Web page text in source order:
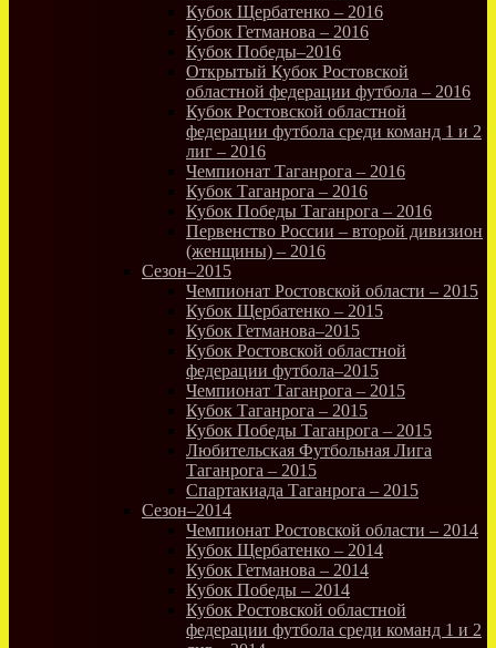
Кубок Щербатенко – 2016
Кубок Гетманова – 2016
Кубок Победы–2016
Открытый Кубок Ростовской
областной федерации футбола – 2016
Кубок Ростовской областной
федерации футбола среди команд 1 и 2
лиг – 2016
Чемпионат Таганрога – 2016
Кубок Таганрога – 2016
Кубок Победы Таганрога – 2016
Первенство России – второй дивизион
(женщины) – 2016
Сезон–2015
Чемпионат Ростовской области – 2015
Кубок Щербатенко – 2015
Кубок Гетманова–2015
Кубок Ростовской областной
федерации футбола–2015
Чемпионат Таганрога – 2015
Кубок Таганрога – 2015
Кубок Победы Таганрога – 2015
Любительская Футбольная Лига
Таганрога – 2015
Спартакиада Таганрога – 2015
Сезон–2014
Чемпионат Ростовской области – 2014
Кубок Щербатенко – 2014
Кубок Гетманова – 2014
Кубок Победы – 2014
Кубок Ростовской областной
федерации футбола среди команд 1 и 2